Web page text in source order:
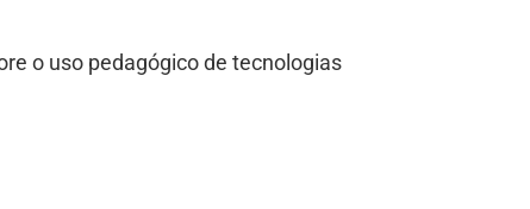
o uso pedagógico de tecnologias